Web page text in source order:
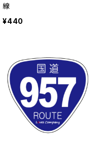
線
¥440